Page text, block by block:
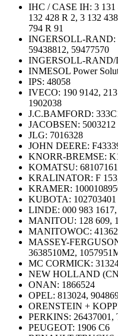
IHC / CASE IH: 3 131
132 428 R 2, 3 132
794 R 91
INGERSOLL-RAND:
59438812, 59477570
INGERSOLL-RAND/
INMESOL Power
IPS: 48058
IVECO: 190 9142,
1902038
J.C.BAMFORD:
JACOBSEN: 5003212
JLG: 7016328
JOHN DEERE:
KNORR-BREMSE:
KOMATSU:
KRALINATOR: F
KRAMER:
KUBOTA: 102703401
LINDE: 000 983
MANITOU: 128 609,
MANITOWOC:
MASSEY-
3638510M2,
MC CORMICK:
NEW HOLLAND
ONAN: 1866524
OPEL: 813024,
ORENSTEIN +
PERKINS: 26437001,
PEUGEOT: 1906 C6